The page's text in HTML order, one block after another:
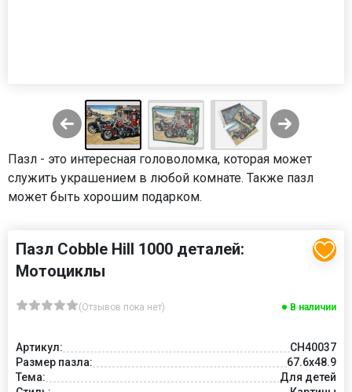
Пазл - это интересная головоломка, которая может
служить украшением в любой комнате. Также пазл
может быть хорошим подарком.
Пазл Cobble Hill 1000 деталей:
Мотоциклы
(Отзывов пока нет) В наличии
Артикул:
CH40037
Размер пазла:
67.6x48.9
Тема:
Для детей